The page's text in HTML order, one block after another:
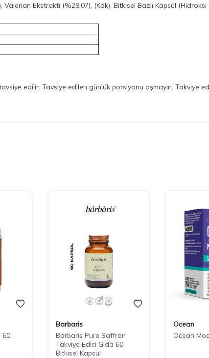
Ekstraktı (%29,07), (Kök), Bitkisel Bazlı Kapsül
edilir. Tavsiye edilen günlük porsiyonu aşmayın. Takviye
60
Barbaris
Barbaris Pure Saffron
Takviye Edici Gıda 60
Bitkisel Kapsül
Ocean
Ocean